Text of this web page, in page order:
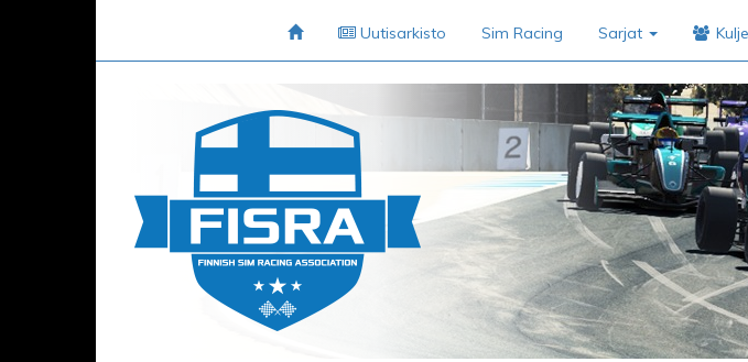
Uutisarkisto Sim Racing Sarjat